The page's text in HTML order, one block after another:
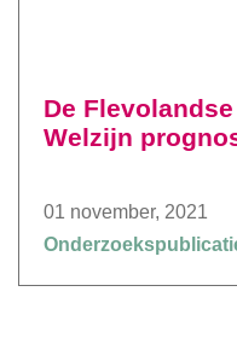
De
Welzijn
01 november, 2021